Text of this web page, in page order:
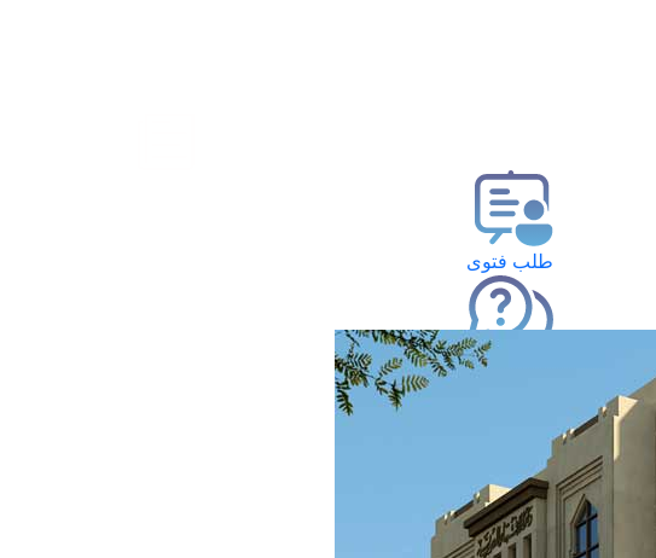
طلب فتوى
استعلام عن فتوى
حجز موعد